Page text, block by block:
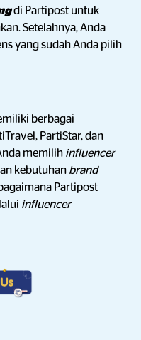
di Partipost untuk
Setelahnya, Anda
yang sudah Anda pilih
berbagai
PartiStar, dan
memilih influencer
kebutuhan brand
Partipost
influencer